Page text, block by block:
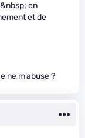
en
et de
ne m’abuse ?